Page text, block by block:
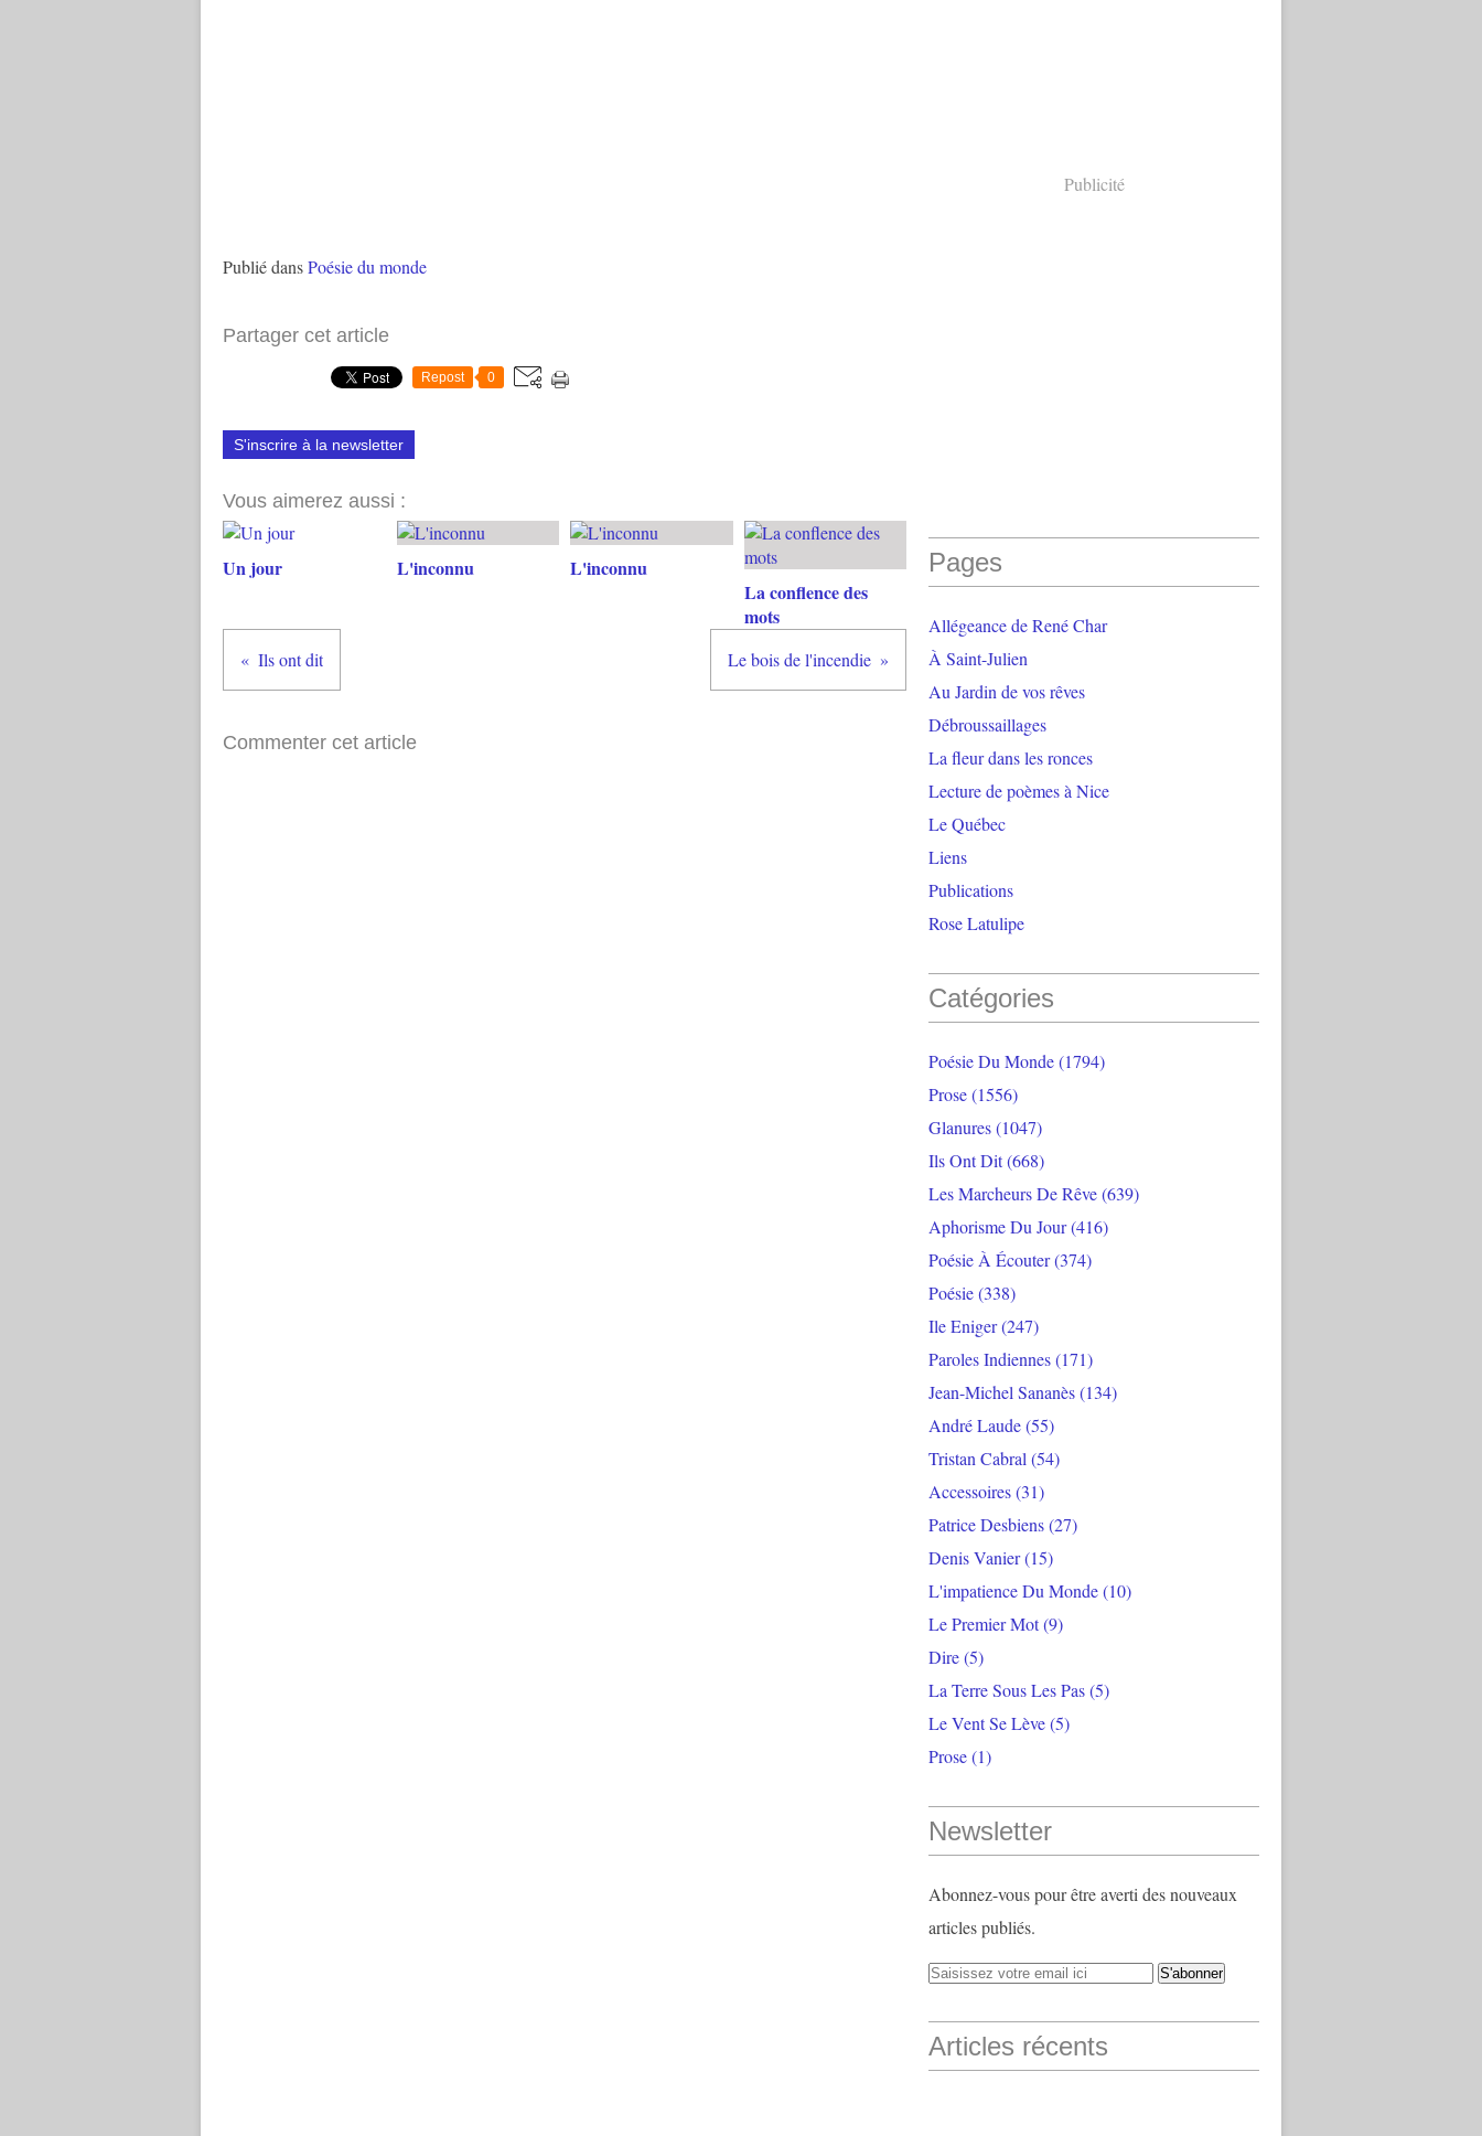
Publié dansPoésie du monde
Partager cet article
Repost 0
S'inscrire à la newsletter
Vous aimerez aussi :
Un jour L'inconnu
L'inconnu
La conflence des
mots
Ils ont dit Le bois de l'incendie
Commenter cet article
Publicité
Pages
Allégeance de René Char
À Saint-Julien
Au Jardin de vos rêves
Débroussaillages
La fleur dans les ronces
Lecture de poèmes à Nice
Le Québec
Liens
Publications
Rose Latulipe
Catégories
Poésie Du Monde(1794)
Prose(1556)
Glanures(1047)
Ils Ont Dit(668)
Les Marcheurs De Rêve(639)
Aphorisme Du Jour(416)
Poésie À Écouter(374)
Poésie(338)
Ile Eniger(247)
Paroles Indiennes(171)
Jean-Michel Sananès(134)
André Laude(55)
Tristan Cabral (54)
Accessoires(31)
Patrice Desbiens(27)
Denis Vanier(15)
L'impatience Du Monde(10)
Le Premier Mot(9)
Dire(5)
La Terre Sous Les Pas(5)
Le Vent Se Lève(5)
Prose(1)
Newsletter
Abonnez-vous pour être averti des nouveaux
articles publiés.
Articles récents